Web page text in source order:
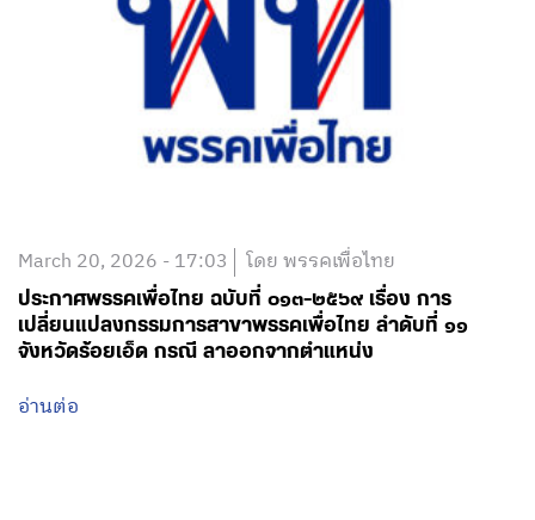
March 20, 2026 - 17:03 โดย พรรคเพื่อไทย
ประกาศพรรคเพื่อไทย ฉบับที่ ๐๑๓-๒๕๖๙ เรื่อง การ
เปลี่ยนแปลงกรรมการสาขาพรรคเพื่อไทย ลำดับที่ ๑๑
จังหวัดร้อยเอ็ด กรณี ลาออกจากตำแหน่ง
อ่านต่อ